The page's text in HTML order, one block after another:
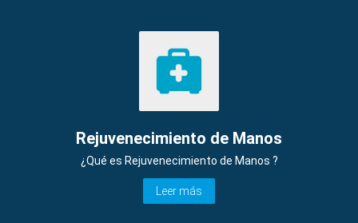
Rejuvenecimiento de Manos
¿Qué es Rejuvenecimiento de Manos ?
Leer más